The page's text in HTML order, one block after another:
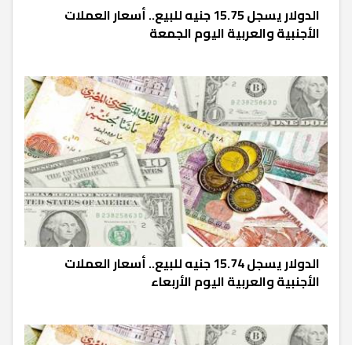
الدولار يسجل 15.75 جنيه للبيع.. أسعار العملات
الأجنبية والعربية اليوم الجمعة
الدولار يسجل 15.74 جنيه للبيع.. أسعار العملات
الأجنبية والعربية اليوم الأربعاء